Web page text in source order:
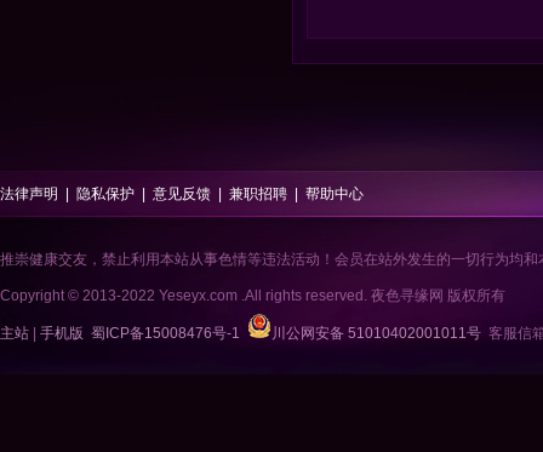
法律声明 隐私保护 意见反馈 兼职招聘 帮助中心
推崇健康交友，禁止利用本站从事色情等违法活动！会员在站外发生的一切行为均
Copyright © 2013-2022 Yeseyx.com .All rights reserved. 夜色寻缘网 版权所有
主站 手机版 蜀ICP备15008476号-1 川公网安备 51010402001011号 客服信